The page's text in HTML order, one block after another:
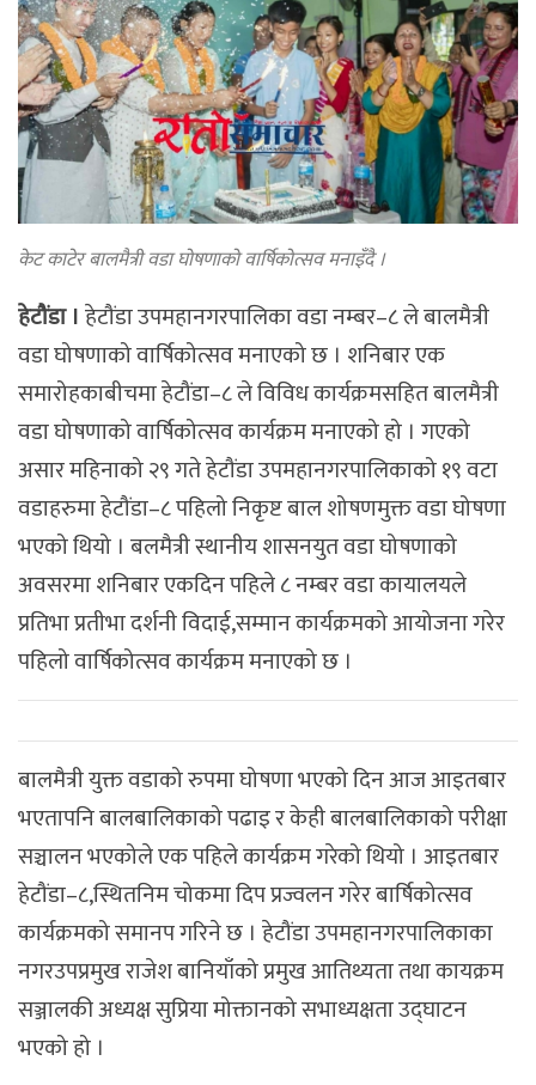
केट काटेर बालमैत्री वडा घोषणाको वार्षिकोत्सव मनाइँदै ।
हेटौंडा ।हेटौंडा उपमहानगरपालिका वडा नम्बर–८ ले बालमैत्री
वडा घोषणाको वार्षिकोत्सव मनाएको छ । शनिबार एक
समारोहकाबीचमा हेटौंडा–८ ले विविध कार्यक्रमसहित बालमैत्री
वडा घोषणाको वार्षिकोत्सव कार्यक्रम मनाएको हो । गएको
असार महिनाको २९ गते हेटौंडा उपमहानगरपालिकाको १९ वटा
वडाहरुमा हेटौंडा–८ पहिलो निकृष्ट बाल शोषणमुक्त वडा घोषणा
भएको थियो । बलमैत्री स्थानीय शासनयुत वडा घोषणाको
अवसरमा शनिबार एकदिन पहिले ८ नम्बर वडा कायालयले
प्रतिभा प्रतीभा दर्शनी विदाई,सम्मान कार्यक्रमको आयोजना गरेर
पहिलो वार्षिकोत्सव कार्यक्रम मनाएको छ ।
बालमैत्री युक्त वडाको रुपमा घोषणा भएको दिन आज आइतबार
भएतापनि बालबालिकाको पढाइ र केही बालबालिकाको परीक्षा
सञ्चालन भएकोले एक पहिले कार्यक्रम गरेको थियो । आइतबार
हेटौंडा–८,स्थितनिम चोकमा दिप प्रज्वलन गरेर बार्षिकोत्सव
कार्यक्रमको समानप गरिने छ । हेटौंडा उपमहानगरपालिकाका
नगरउपप्रमुख राजेश बानियाँको प्रमुख आतिथ्यता तथा कायक्रम
सञ्जालकी अध्यक्ष सुप्रिया मोक्तानको सभाध्यक्षता उद्घाटन
भएको हो ।